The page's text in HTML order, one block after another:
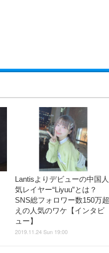
Lantisよりデビューの中国人
気レイヤー“Liyuu”とは？
SNS総フォロワー数150万超
えの人気のワケ【インタビ
ュー】
2019.11.24 Sun 19:00